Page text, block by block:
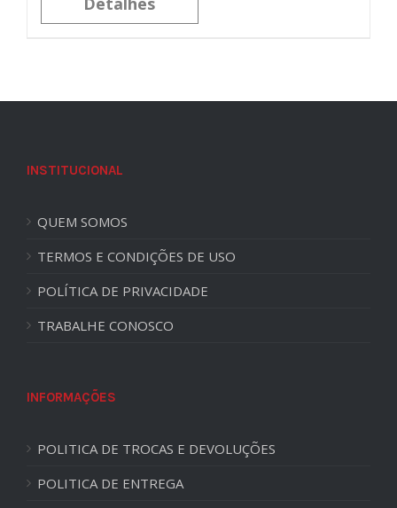
INSTITUCIONAL
QUEM SOMOS
TERMOS E CONDIÇÕES DE USO
POLÍTICA DE PRIVACIDADE
TRABALHE CONOSCO
INFORMAÇÕES
POLITICA DE TROCAS E DEVOLUÇÕES
POLITICA DE ENTREGA